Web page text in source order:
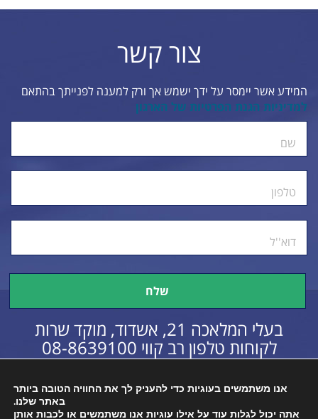
צור קשר
המידע אשר יימסר על ידך ישמש אך ורק למענה לפנייתך בהתאם
למדיניות הגנת הפרטיות של הארגון
שם
טלפון
דוא''ל
בעלי המלאכה 21, אשדוד, מוקד שרות
לקוחות טלפון רב קווי 08-8639100
כל הזכויות שמורות © 2016 הצהרת נגישות
אנו משתמשים בעוגיות כדי להעניק לך את החוויה הטובה ביותר
באתר שלנו.
אתה יכול לגלות עוד על אילו עוגיות אנו משתמשים או לכבות אותן